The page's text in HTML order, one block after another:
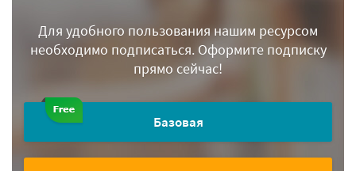
Для удобного пользования нашим ресурсом
необходимо подписаться.Оформите подписку
прямо сейчас!
Базовая